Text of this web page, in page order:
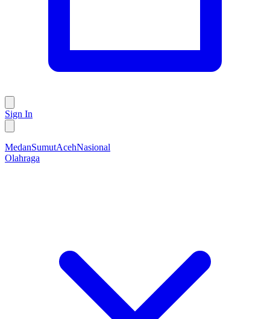
Sign In
MedanSumutAcehNasional
Olahraga